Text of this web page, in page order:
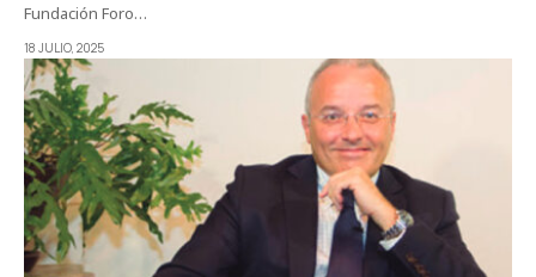
Fundación Foro…
18 JULIO, 2025